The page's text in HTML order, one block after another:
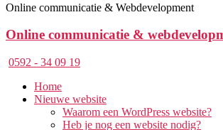
Online communicatie & Webdevelopment
Online communicatie &
0592 - 34 09 19
Home
Nieuwe website
Waarom een WordPress website?
Heb je nog een website nodig?